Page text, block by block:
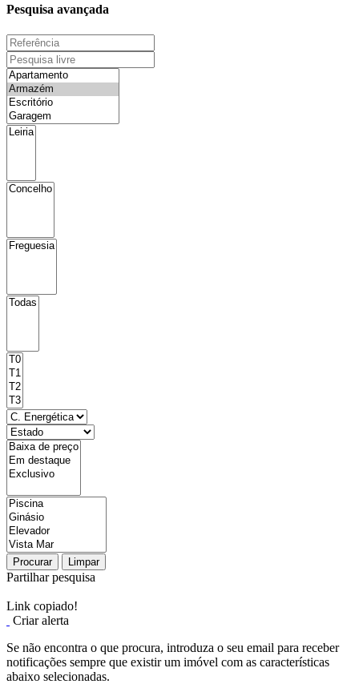
Pesquisa avançada
Procurar Limpar
Partilhar pesquisa
Link copiado!
Criar alerta
Se não encontra o que procura, introduza o seu email para receber
notificações sempre que existir um imóvel com as características
abaixo selecionadas.